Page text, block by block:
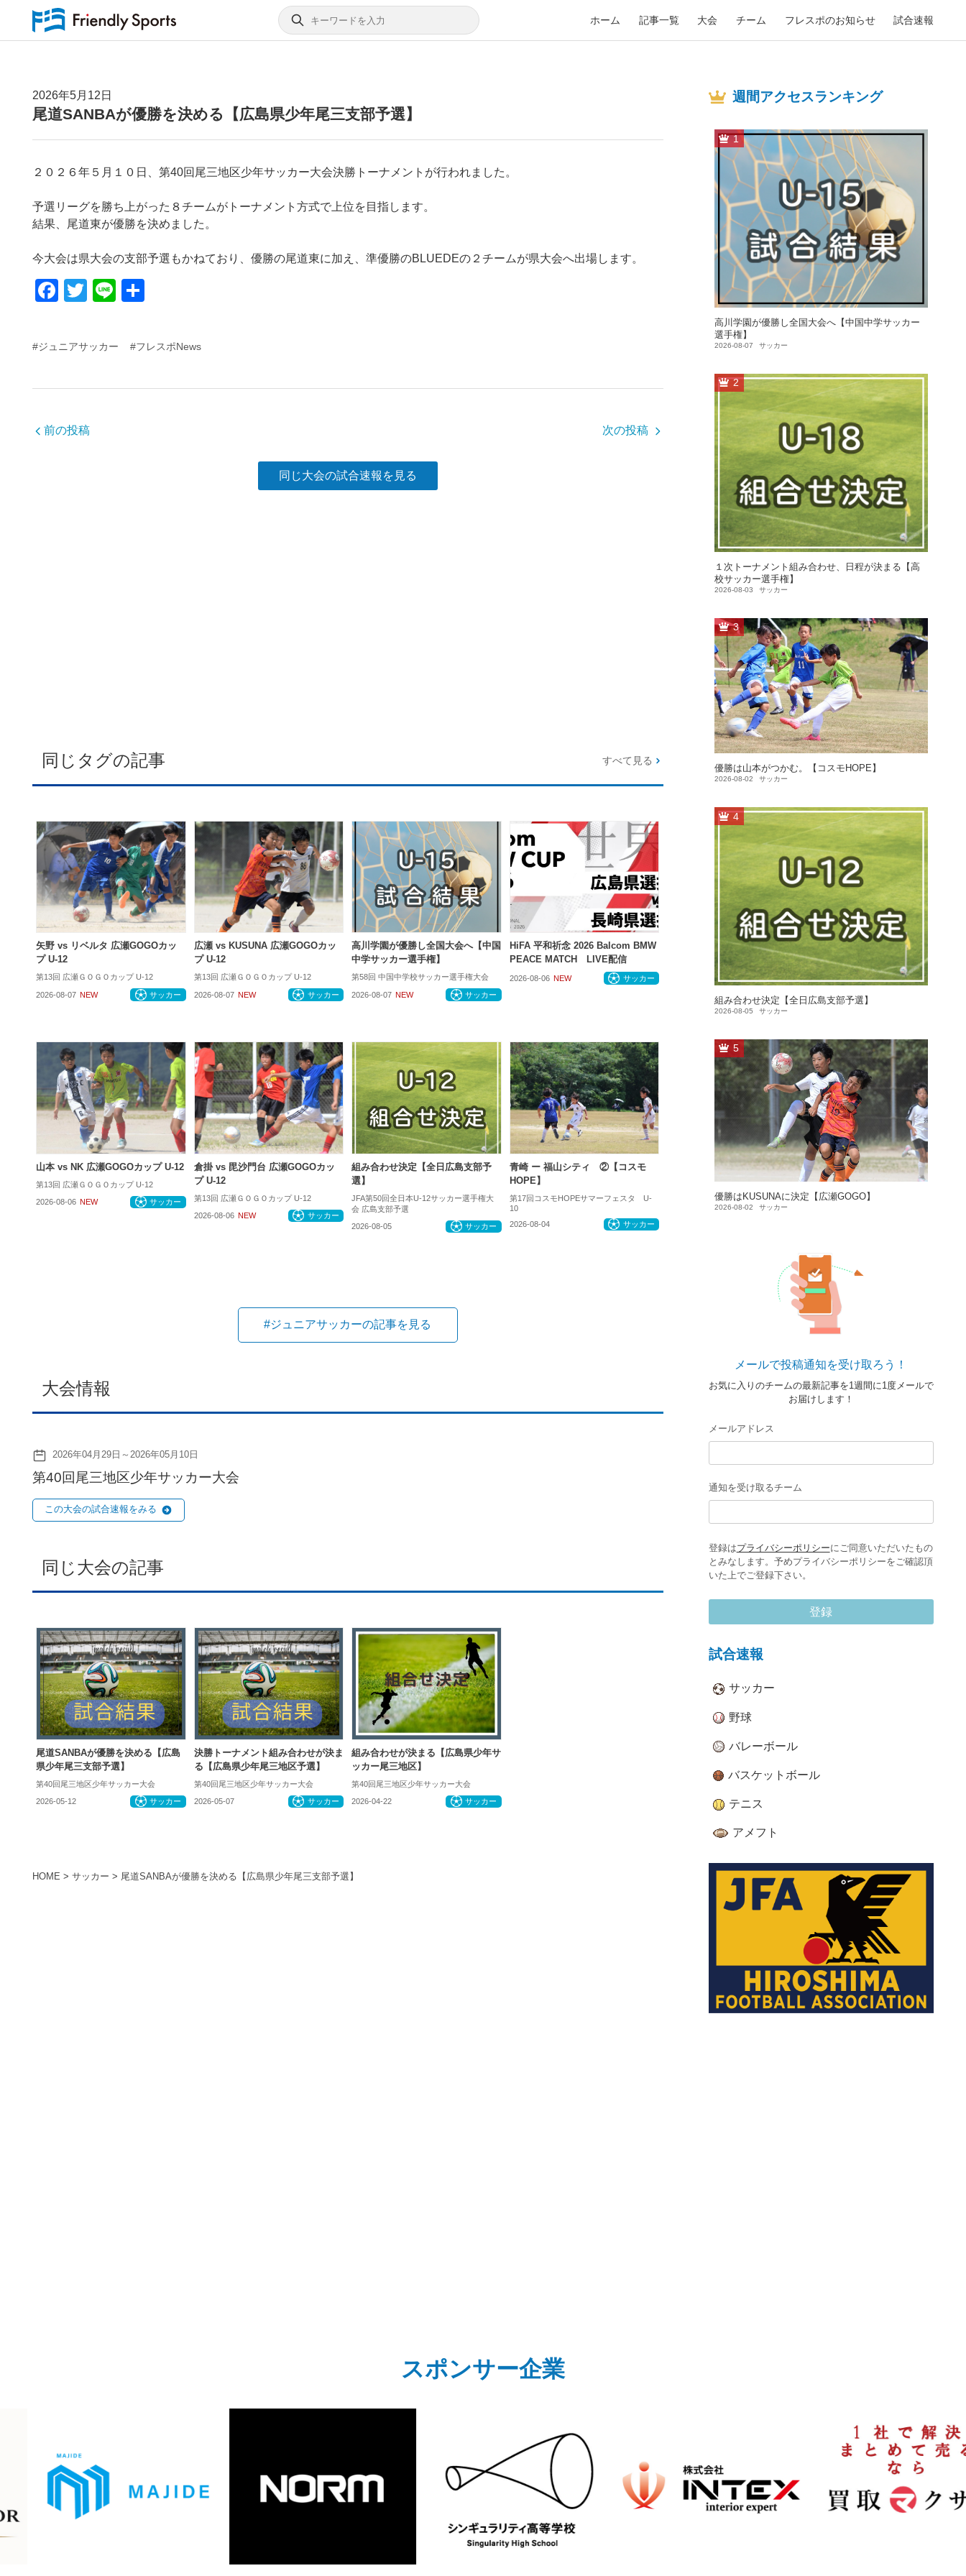
ホーム 記事一覧 大会 チーム フレスポのお知らせ 試合速報
HOME > サッカー > 尾道SANBAが優勝を決める【広島県少年尾三支部予選】
2026年5月12日
尾道SANBAが優勝を決める【広島県少年尾三支部予選】
２０２６年５月１０日、第40回尾三地区少年サッカー大会決勝トーナメントが行われました。
予選リーグを勝ち上がった８チームがトーナメント方式で上位を目指します。
結果、尾道東が優勝を決めました。
今大会は県大会の支部予選もかねており、優勝の尾道東に加え、準優勝のBLUEDEの２チームが県大会へ出場します。
F
c
e
b
o
T
er
Li
#ジュニアサッカー #フレスポNews
前の投稿 次の投稿
同じ大会の試合速報を見る
同じタグの記事 すべて見る
矢野 vs リベルタ 広瀬GOGOカッ
プ U-12
第13回 広瀬ＧＯＧＯカップ U-12
2026-08-07 NEW サッカー
広瀬 vs KUSUNA 広瀬GOGOカッ
プ U-12
第13回 広瀬ＧＯＧＯカップ U-12
2026-08-07 NEW サッカー
高川学園が優勝し全国大会へ【中国
中学サッカー選手権】
第58回 中国中学校サッカー選手権大会
2026-08-07 NEW サッカー
HiFA 平和祈念 2026 Balcom BMW
PEACE MATCH LIVE配信
2026-08-06 NEW サッカー
山本 vs NK 広瀬GOGOカップ U-12
第13回 広瀬ＧＯＧＯカップ U-12
2026-08-06 NEW サッカー
倉掛 vs 毘沙門台 広瀬GOGOカッ
プ U-12
第13回 広瀬ＧＯＧＯカップ U-12
2026-08-06 NEW サッカー
組み合わせ決定【全日広島支部予
選】
JFA第50回全日本U-12サッカー選手権大
会 広島支部予選
2026-08-05 サッカー
青崎 ー 福山シティ ②【コスモ
HOPE】
第17回コスモHOPEサマーフェスタ U-
10
2026-08-04
サッカー
#ジュニアサッカーの記事を見る
大会情報
2026年04月29日～2026年05月10日
第40回尾三地区少年サッカー大会
この大会の試合速報をみる
同じ大会の記事
尾道SANBAが優勝を決める【広島
県少年尾三支部予選】
第40回尾三地区少年サッカー大会
2026-05-12 サッカー
決勝トーナメント組み合わせが決ま
る【広島県少年尾三地区予選】
第40回尾三地区少年サッカー大会
2026-05-07 サッカー
組み合わせが決まる【広島県少年サ
ッカー尾三地区】
第40回尾三地区少年サッカー大会
2026-04-22 サッカー
週間アクセスランキング
1
高川学園が優勝し全国大会へ【中国中学サッカー
選手権】
2026-08-07 サッカー
2
１次トーナメント組み合わせ、日程が決まる【高
校サッカー選手権】
2026-08-03 サッカー
3
優勝は山本がつかむ。【コスモHOPE】
2026-08-02 サッカー
4
組み合わせ決定【全日広島支部予選】
2026-08-05 サッカー
5
優勝はKUSUNAに決定【広瀬GOGO】
2026-08-02 サッカー
メールで投稿通知を受け取ろう！
お気に入りのチームの最新記事を1週間に1度メールで
お届けします！
メールアドレス
通知を受け取るチーム
登録はプライバシーポリシーにご同意いただいたもの
とみなします。予めプライバシーポリシーをご確認頂
いた上でご登録下さい。
登録
試合速報
サッカー
野球
バレーボール
バスケットボール
テニス
アメフト
スポンサー企業